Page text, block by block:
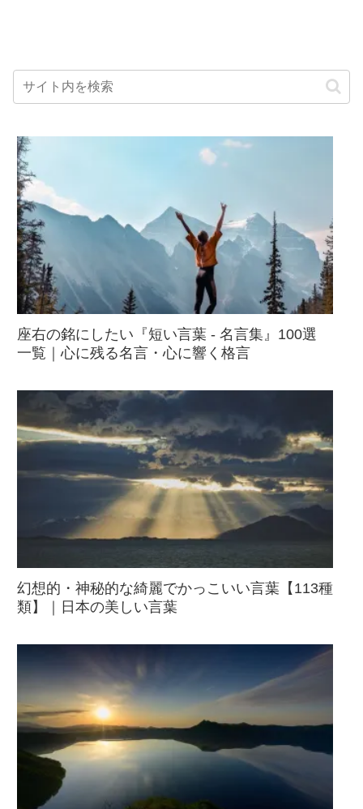
座右の銘にしたい『短い言葉 - 名言集』100選
一覧｜心に残る名言・心に響く格言
幻想的・神秘的な綺麗でかっこいい言葉【113種
類】｜日本の美しい言葉